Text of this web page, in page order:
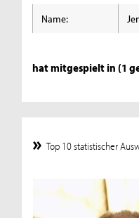
Name:
hat mitgespielt in (1
Top 10 statistischer